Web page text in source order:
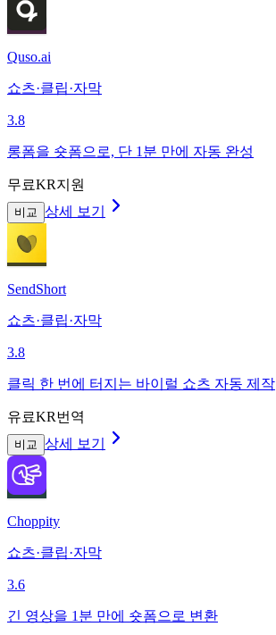
Quso.ai
쇼츠·클립·자막
3.8
롱폼을 숏폼으로, 단 1분 만에 자동 완성
무료KR지원
비교 상세 보기
SendShort
쇼츠·클립·자막
3.8
클릭 한 번에 터지는 바이럴 쇼츠 자동 제작
유료KR번역
비교 상세 보기
Choppity
쇼츠·클립·자막
3.6
긴 영상을 1분 만에 숏폼으로 변환